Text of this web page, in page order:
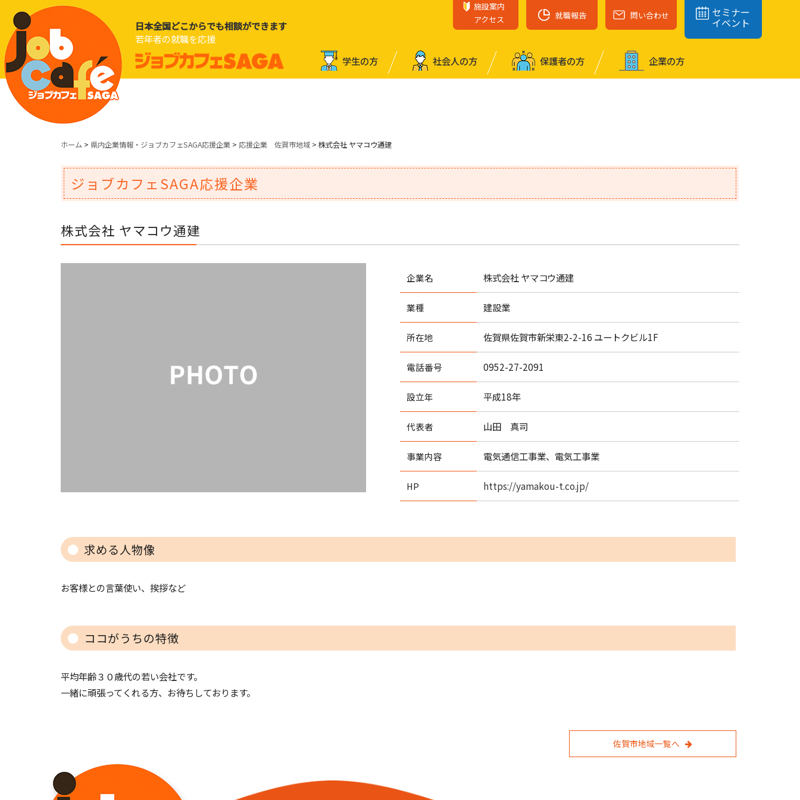
日本全国どこからでも相談ができます
若年者の就職を応援
施設案内
アクセス
就職報告 問い合わせ セミナー
イベント
学⽣の⽅ 社会⼈の⽅ 保護者の⽅ 企業の⽅
ホーム > 県内企業情報・ジョブカフェSAGA応援企業 > 応援企業 佐賀市地域 > 株式会社 ヤマコウ通建
ジョブカフェSAGA応援企業
株式会社 ヤマコウ通建
企業名 株式会社 ヤマコウ通建
業種 建設業
所在地 佐賀県佐賀市新栄東2-2-16 ユートクビル1F
電話番号 0952-27-2091
設立年 平成18年
代表者 山田 真司
事業内容 電気通信工事業、電気工事業
HP https://yamakou-t.co.jp/
求める人物像
お客様との言葉使い、挨拶など
ココがうちの特徴
平均年齢３０歳代の若い会社です。
一緒に頑張ってくれる方、お待ちしております。
佐賀市地域一覧へ